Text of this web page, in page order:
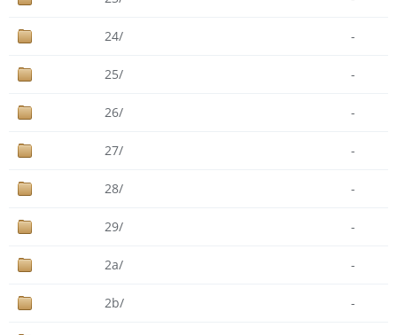
24/ -
25/ -
26/ -
27/ -
28/ -
29/ -
2a/ -
2b/ -